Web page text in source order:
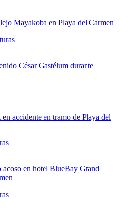
Mayakoba en Playa del Carmen
César Gastélum durante
accidente en tramo de Playa del
acoso en hotel BlueBay Grand